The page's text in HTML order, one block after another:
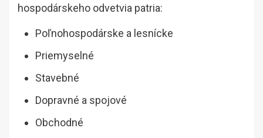
hospodárskeho odvetvia patria:
Poľnohospodárske a lesnícke
Priemyselné
Stavebné
Dopravné a spojové
Obchodné